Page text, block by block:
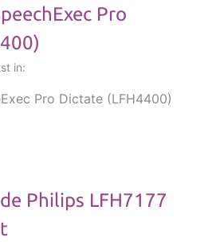
Pro
in:
Pro Dictate (LFH4400)
Philips LFH7177